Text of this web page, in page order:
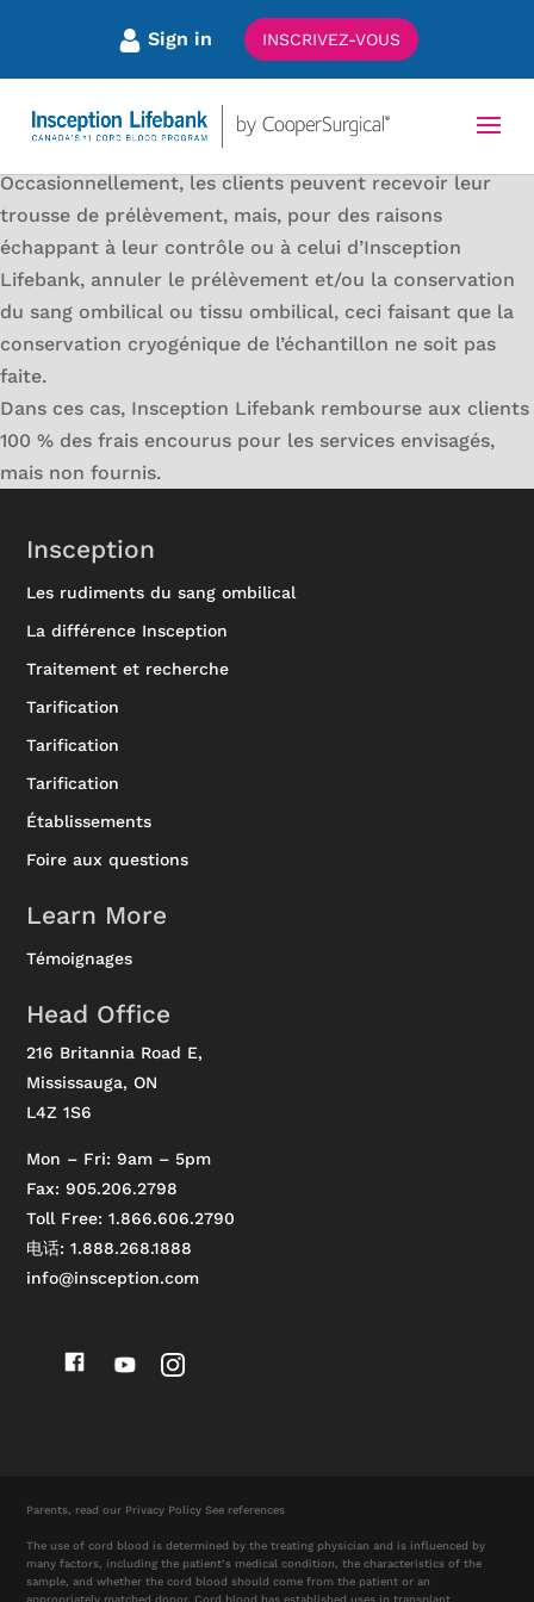
Sign in INSCRIVEZ-VOUS
GUIDE D'INFORMATION
Occasionnellement, les clients peuvent recevoir leur
trousse de prélèvement, mais, pour des raisons
échappant à leur contrôle ou à celui d’Insception
Lifebank, annuler le prélèvement et/ou la conservation
du sang ombilical ou tissu ombilical, ceci faisant que la
conservation cryogénique de l’échantillon ne soit pas
faite.
Dans ces cas, Insception Lifebank rembourse aux clients
100 % des frais encourus pour les services envisagés,
mais non fournis.
Insception
Les rudiments du sang ombilical
La différence Insception
Traitement et recherche
Tarification
Tarification
Tarification
Établissements
Foire aux questions
Learn More
Témoignages
Head Office
216 Britannia Road E,
Mississauga, ON
L4Z 1S6
Mon – Fri: 9am – 5pm
Fax: 905.206.2798
Toll Free: 1.866.606.2790
电话: 1.888.268.1888
info@insception.com
Parents, read our Privacy Policy See references
The use of cord blood is determined by the treating physician and is influenced by
many factors, including the patient’s medical condition, the characteristics of the
sample, and whether the cord blood should come from the patient or an
appropriately matched donor. Cord blood has established uses in transplant